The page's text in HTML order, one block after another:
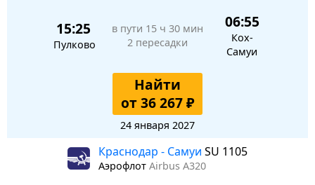
15:25
Пулково
в пути 15 ч 30 мин
2 пересадки
06:55
Кох-
Самуи
Найти
от 36 267 ₽
24 января 2027
Краснодар - Самуи SU 1105
Аэрофлот Airbus A320